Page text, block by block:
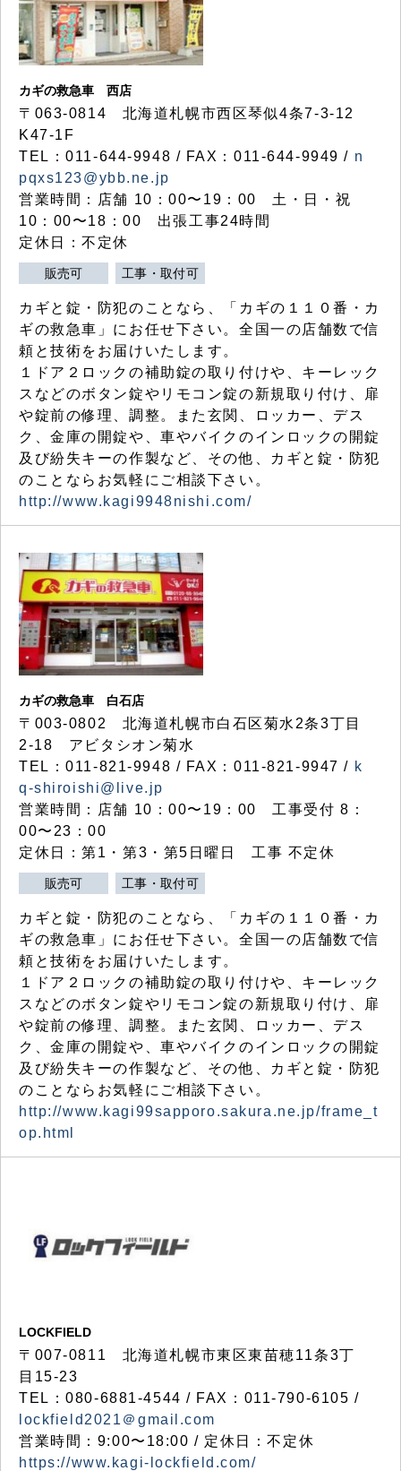
カギの救急車 西店
〒063-0814 北海道札幌市西区琴似4条7-3-12
K47-1F
TEL：011-644-9948 / FAX：011-644-9949 / n
pqxs123@ybb.ne.jp
営業時間：店舗 10：00〜19：00 土・日・祝
10：00〜18：00 出張工事24時間
定休日：不定休
販売可 工事・取付可
カギと錠・防犯のことなら、「カギの１１０番・カ
ギの救急車」にお任せ下さい。全国一の店舗数で信
頼と技術をお届けいたします。
１ドア２ロックの補助錠の取り付けや、キーレック
スなどのボタン錠やリモコン錠の新規取り付け、扉
や錠前の修理、調整。また玄関、ロッカー、デス
ク、金庫の開錠や、車やバイクのインロックの開錠
及び紛失キーの作製など、その他、カギと錠・防犯
のことならお気軽にご相談下さい。
http://www.kagi9948nishi.com/
カギの救急車 白石店
〒003-0802 北海道札幌市白石区菊水2条3丁目
2-18 アビタシオン菊水
TEL：011-821-9948 / FAX：011-821-9947 / k
q-shiroishi@live.jp
営業時間：店舗 10：00〜19：00 工事受付 8：
00〜23：00
定休日：第1・第3・第5日曜日 工事 不定休
販売可 工事・取付可
カギと錠・防犯のことなら、「カギの１１０番・カ
ギの救急車」にお任せ下さい。全国一の店舗数で信
頼と技術をお届けいたします。
１ドア２ロックの補助錠の取り付けや、キーレック
スなどのボタン錠やリモコン錠の新規取り付け、扉
や錠前の修理、調整。また玄関、ロッカー、デス
ク、金庫の開錠や、車やバイクのインロックの開錠
及び紛失キーの作製など、その他、カギと錠・防犯
のことならお気軽にご相談下さい。
http://www.kagi99sapporo.sakura.ne.jp/frame_t
op.html
LOCKFIELD
〒007-0811 北海道札幌市東区東苗穂11条3丁
目15-23
TEL：080-6881-4544 / FAX：011-790-6105 /
lockfield2021＠gmail.com
営業時間：9:00〜18:00 / 定休日：不定休
https://www.kagi-lockfield.com/